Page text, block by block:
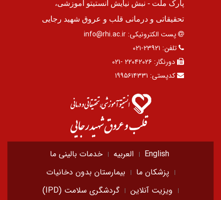
پارک ملت - نبش نیایش انستیتو آموزشی،
تحقیقاتی و درمانی قلب و عروق شهید رجایی
پست الکترونیکی: info@rhi.ac.ir
تلفن: ۲۳۹۲۱-۰۲۱
دورنگار: ۲۲۰۴۲۰۲۶ -۰۲۱
کدپستی: ۱۹۹۵۶۱۴۳۳۱
English العربیه
خدمات بالینی ما
پزشکان ما
بیمارستان بدون دخانیات
ویزیت آنلاین
گردشگری سلامت (IPD)